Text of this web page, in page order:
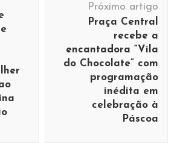
Próximo artigo
Praça Central
recebe a
encantadora “Vila
do Chocolate” com
programação
inédita em
celebração à
Páscoa